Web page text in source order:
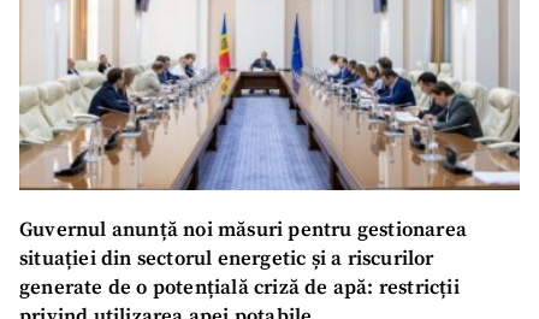
Guvernul anunță noi măsuri pentru gestionarea
situației din sectorul energetic și a riscurilor
generate de o potențială criză de apă: restricții